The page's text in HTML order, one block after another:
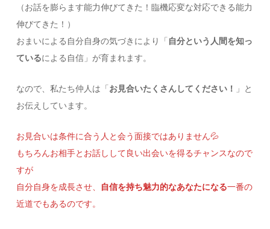
（お話を膨らます能力伸びてきた！臨機応変な対応できる能力
伸びてきた！）
おまいによる自分自身の気づきにより「 自分という人間を知っ
ているによる自信」が育まれます。
なので、私たち仲人は「 お見合いたくさんしてください！
」と
お伝えしています。
お見合いは条件に合う人と会う面接ではありません💦
もちろんお相手とお話しして良い出会いを得るチャンスなので
すが
自分自身を成長させ、
自信を持ち魅力的なあなたになる一番の
近道でもあるのです。